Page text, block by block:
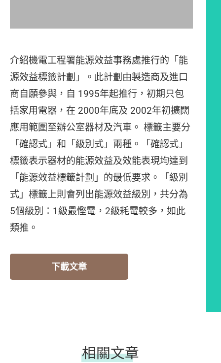
介紹機電工程署能源效益事務處推行的「能
源效益標籤計劃」。此計劃由製造商及進口
商自願參與，自 1995年起推行，初期只包
括家用電器，在 2000年底及 2002年初擴闊
應用範圍至辦公室器材及汽車。 標籤主要分
「確認式」和「級別式」兩種。「確認式」
標籤表示器材的能源效益及效能表現均達到
「能源效益標籤計劃」的最低要求。「級別
式」標籤上則會列出能源效益級別，共分為
5個級別：1級最慳電，2級耗電較多，如此
類推。
下載文章
相關文章